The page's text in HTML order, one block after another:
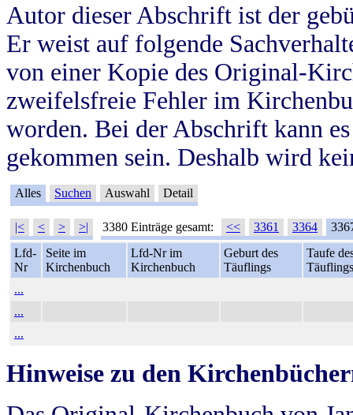
Autor dieser Abschrift ist der
Er weist auf folgende
von einer Kopie des Original-
zweifelsfreie Fehler im
worden. Bei der Abschrift kann
gekommen sein. Deshalb wird
Alles Suchen Auswahl Detail
|< < > >| 3380 Einträge gesamt: << 3361 3364
Lfd-
Nr
Seite im
Kirchenbuch
Lfd-Nr im
Kirchenbuch
Geburt des
Täuflings
Taufe
Täuflings
...
...
...
Hinweise zu den